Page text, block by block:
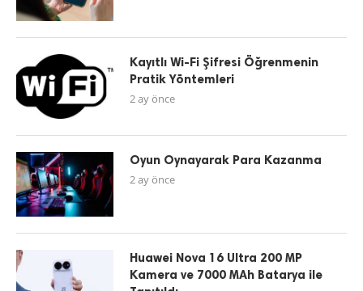
Kayıtlı Wi-Fi Şifresi Öğrenmenin
Pratik Yöntemleri
2 ay önce
Oyun Oynayarak Para Kazanma
2 ay önce
Huawei Nova 16 Ultra 200 MP
Kamera ve 7000 MAh Batarya ile